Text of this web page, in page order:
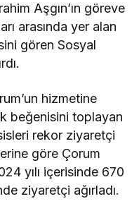
Aşgın’ın göreve
arasında yer alan
gören Sosyal
hizmetine
beğenisini toplayan
rekor ziyaretçi
göre Çorum
yılı içerisinde 670
ziyaretçi ağırladı.